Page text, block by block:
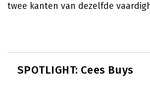
twee kanten van dezelfde
SPOTLIGHT: Cees Buys